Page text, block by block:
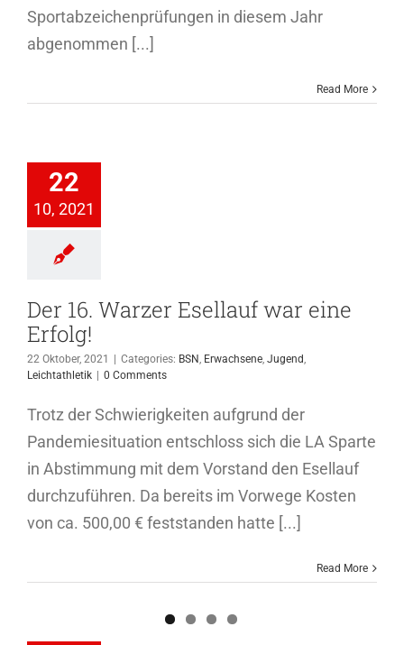
Sportabzeichenprüfungen in diesem Jahr
abgenommen [...]
Read More
22
10, 2021
war eine
Jugend
Der 16. Warzer Esellauf war eine
Erfolg!
22 Oktober, 2021 Categories: BSN, Erwachsene, Jugend,
Leichtathletik
0 Comments
Trotz der Schwierigkeiten aufgrund der
Pandemiesituation entschloss sich die LA Sparte
in Abstimmung mit dem Vorstand den Esellauf
durchzuführen. Da bereits im Vorwege Kosten
von ca. 500,00 € feststanden hatte [...]
Read More